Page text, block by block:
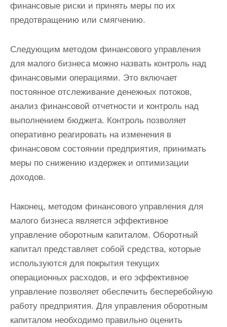
финансовые риски и принять меры по их
предотвращению или смягчению.
Следующим методом финансового управления
для малого бизнеса можно назвать контроль над
финансовыми операциями. Это включает
постоянное отслеживание денежных потоков,
анализ финансовой отчетности и контроль над
выполнением бюджета. Контроль позволяет
оперативно реагировать на изменения в
финансовом состоянии предприятия, принимать
меры по снижению издержек и оптимизации
доходов.
Наконец, методом финансового управления для
малого бизнеса является эффективное
управление оборотным капиталом. Оборотный
капитал представляет собой средства, которые
используются для покрытия текущих
операционных расходов, и его эффективное
управление позволяет обеспечить бесперебойную
работу предприятия. Для управления оборотным
капиталом необходимо правильно оценить